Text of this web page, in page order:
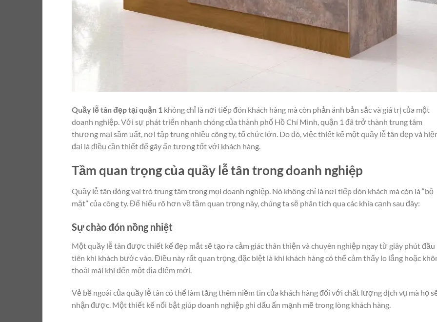
Quầy lễ tân đẹp tại quận 1 không chỉ là nơi tiếp đón khách hàng mà còn phản ánh bản sắc và giá trị của một
doanh nghiệp. Với sự phát triển nhanh chóng của thành phố Hồ Chí Minh, quận 1 đã trở thành trung tâm
thương mại sầm uất, nơi tập trung nhiều công ty, tổ chức lớn. Do đó, việc thiết kế một quầy lễ tân đẹp và
đại là điều cần thiết để gây ấn tượng tốt với khách hàng.
Tầm quan trọng của quầy lễ tân trong doanh nghiệp
Quầy lễ tân đóng vai trò trung tâm trong mọi doanh nghiệp. Nó không chỉ là nơi tiếp đón khách mà còn là “bộ
mặt” của công ty. Để hiểu rõ hơn về tầm quan trọng này, chúng ta sẽ phân tích qua các khía cạnh sau đây:
Sự chào đón nồng nhiệt
Một quầy lễ tân được thiết kế đẹp mắt sẽ tạo ra cảm giác thân thiện và chuyên nghiệp ngay từ giây phút đầu
tiên khi khách bước vào. Điều này rất quan trọng, đặc biệt là khi khách hàng có thể cảm thấy lo lắng hoặc
thoải mái khi đến một địa điểm mới.
Vẻ bề ngoài của quầy lễ tân có thể làm tăng thêm niềm tin của khách hàng đối với chất lượng dịch vụ mà họ
nhận được. Một thiết kế nổi bật giúp doanh nghiệp ghi dấu ấn mạnh mẽ trong lòng khách hàng.